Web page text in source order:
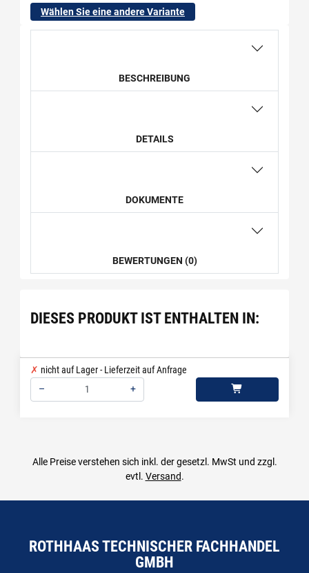
Wählen Sie eine andere Variante
BESCHREIBUNG
DETAILS
DOKUMENTE
BEWERTUNGEN (0)
DIESES PRODUKT IST ENTHALTEN IN:
nicht auf Lager - Lieferzeit auf Anfrage
–
+
Alle Preise verstehen sich inkl. der gesetzl. MwSt und zzgl.
evtl. Versand.
ROTHHAAS TECHNISCHER FACHHANDEL
GMBH